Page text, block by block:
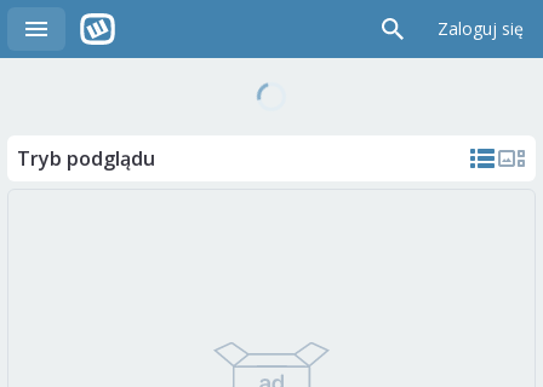
Zaloguj się
Tryb podglądu